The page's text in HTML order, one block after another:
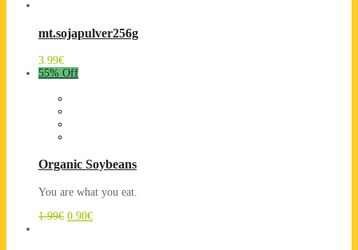
mt.sojapulver256g
3.99€
55% Off
Organic Soybeans
You are what you eat.
1.99€ 0.90€